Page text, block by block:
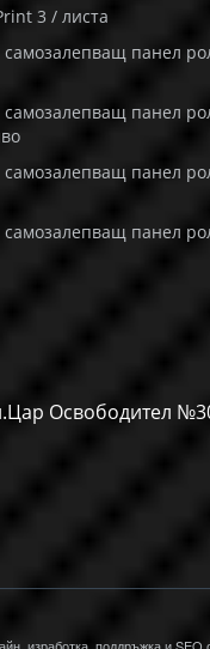
3 / листа
панел
панел
панел
панел
Освободител